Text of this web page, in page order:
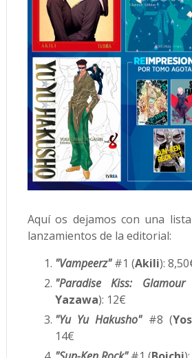
Aquí os dejamos con una
lanzamientos de la editorial:
"Vampeerz" #1 (Akili):
"Paradise Kiss: Glamour
Yazawa): 12€
"Yu Yu Hakusho"#8 (
14€